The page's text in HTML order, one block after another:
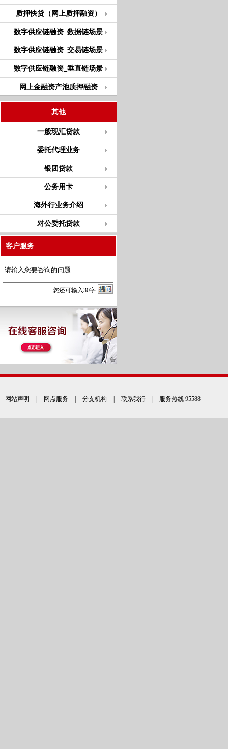
质押快贷（网上质押融资）
数字供应链融资_数据链场景
数字供应链融资_交易链场景
数字供应链融资_垂直链场景
网上金融资产池质押融资
其他
一般现汇贷款
委托代理业务
银团贷款
公务用卡
海外行业务介绍
对公委托贷款
客户服务
您还可输入30字
网站声明 网点服务 分支机构 联系我行 | 服务热线 95588